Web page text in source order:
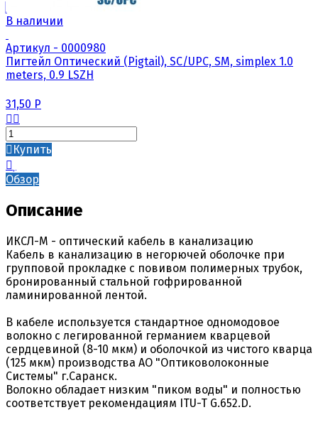
В наличии
Артикул - 0000980
Пигтейл Оптический (Pigtail), SC/UPC, SM, simplex 1.0
meters, 0.9 LSZH
31,50 Р
Купить
Обзор
Описание
ИКСЛ-М - оптический кабель в канализацию
Кабель в канализацию в негорючей оболочке при
групповой прокладке с повивом полимерных трубок,
бронированный стальной гофрированной
ламинированной лентой.
В кабеле используется стандартное одномодовое
волокно с легированной германием кварцевой
сердцевиной (8-10 мкм) и оболочкой из чистого кварца
(125 мкм) производства АО "Оптиковолоконные
Системы" г.Саранск.
Волокно обладает низким "пиком воды" и полностью
соответствует рекомендациям ITU-T G.652.D.